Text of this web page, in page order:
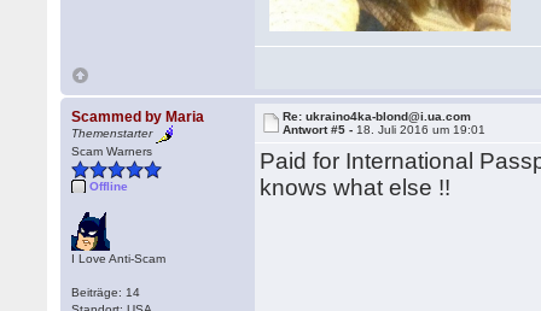
Scammed by Maria
Themenstarter
Scam Warners
Offline
I Love Anti-Scam
Beiträge: 14
Re: ukraino4ka-blond@i.ua.com
Antwort #5 - 18. Juli 2016 um 19:01
Paid for International
knows what else !!